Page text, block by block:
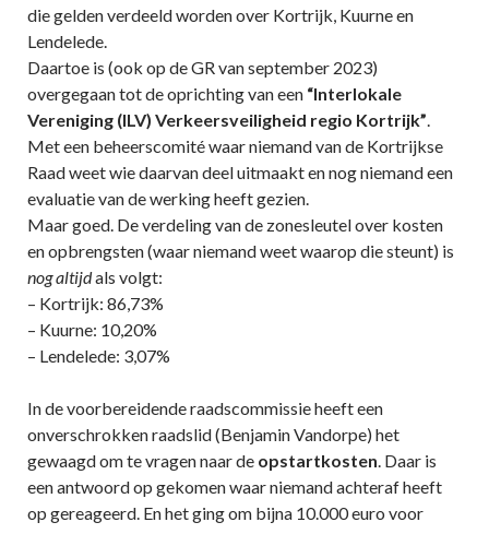
die gelden verdeeld worden over Kortrijk, Kuurne en
Lendelede.
Daartoe is (ook op de GR van september 2023)
overgegaan tot de oprichting van een “Interlokale
Vereniging (ILV) Verkeersveiligheid regio Kortrijk”.
Met een beheerscomité waar niemand van de Kortrijkse
Raad weet wie daarvan deel uitmaakt en nog niemand een
evaluatie van de werking heeft gezien.
Maar goed. De verdeling van de zonesleutel over kosten
en opbrengsten (waar niemand weet waarop die steunt) is
nog altijdals volgt:
– Kortrijk: 86,73%
– Kuurne: 10,20%
– Lendelede: 3,07%
In de voorbereidende raadscommissie heeft een
onverschrokken raadslid (Benjamin Vandorpe) het
gewaagd om te vragen naar de opstartkosten. Daar is
een antwoord op gekomen waar niemand achteraf heeft
op gereageerd. En het ging om bijna 10.000 euro voor